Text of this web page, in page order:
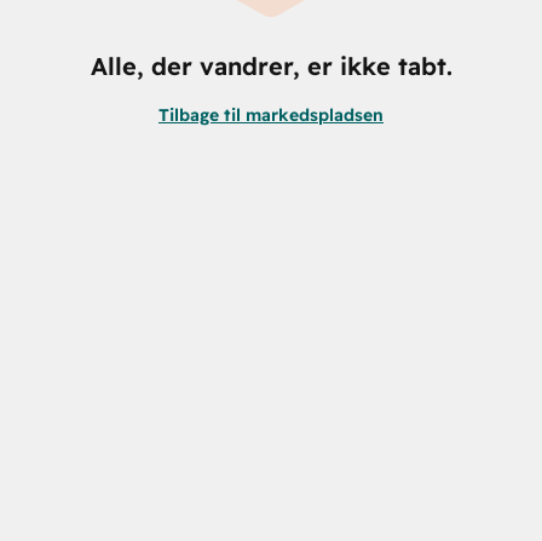
Alle, der vandrer, er ikke tabt.
Tilbage til markedspladsen